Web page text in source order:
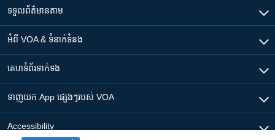
ទទួល​ព័ត៌មាន​តាម
អំពី​ VOA & ទំនាក់ទំនង
គេហទំព័រ​​ទាក់ទង
ទាញយក​ App ផ្សេងៗ​របស់​ VOA
Accessibility